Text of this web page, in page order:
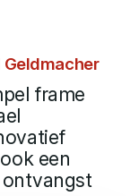
Geldmacher
frame
een